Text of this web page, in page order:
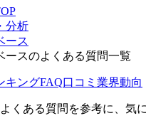
分析
ース
ースのよくある質問一覧
キングFAQ口コミ 業界動向
くある質問を参考に、気